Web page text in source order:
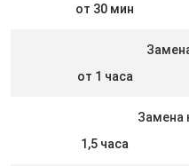
от 30 мин
от 1 часа
Замена
1,5 часа